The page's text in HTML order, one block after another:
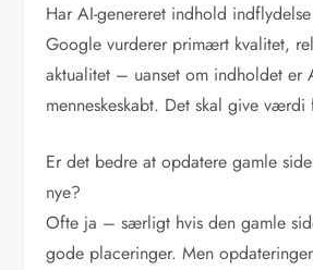
Har AI-genereret indhold
Google vurderer primært kvalitet,
aktualitet – uanset om indholdet er
menneskeskabt. Det skal give
Er det bedre at opdatere gamle
nye?
Ofte ja – særligt hvis den gamle
gode placeringer. Men